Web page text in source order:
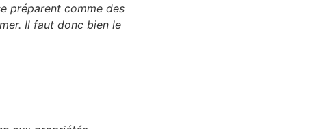
préparent comme des
Il faut donc bien le